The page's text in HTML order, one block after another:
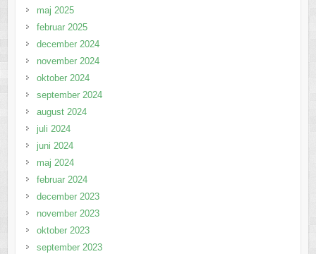
maj 2025
februar 2025
december 2024
november 2024
oktober 2024
september 2024
august 2024
juli 2024
juni 2024
maj 2024
februar 2024
december 2023
november 2023
oktober 2023
september 2023